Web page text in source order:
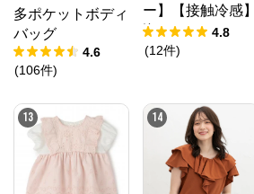
多ポケットボディ
バッグ
4.6
(106件)
ー】【接触冷感】
海のいきものアッ
プリケ半袖Tシャ
4.8
(12件)
13 14